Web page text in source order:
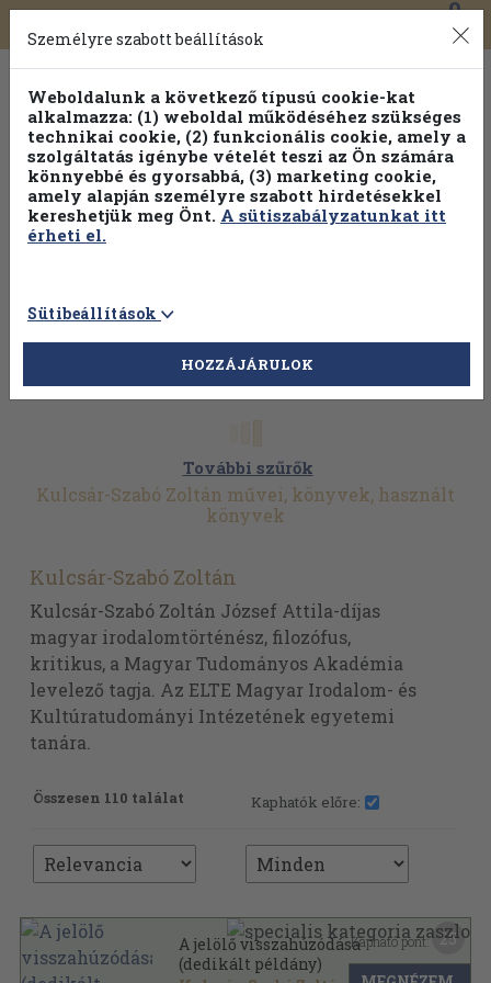
Toggle
navigation
0
További szűrők
Kulcsár-Szabó Zoltán művei, könyvek, használt
könyvek
Kulcsár-Szabó Zoltán
Kulcsár-Szabó Zoltán József Attila-díjas
magyar irodalomtörténész, filozófus,
kritikus, a Magyar Tudományos Akadémia
levelező tagja. Az ELTE Magyar Irodalom- és
Kultúratudományi Intézetének egyetemi
tanára.
Összesen 110 találat Kaphatók előre:
A jelölő visszahúzódása
(dedikált példány)
Kapható pont: 25
Személyre szabott beállítások
Weboldalunk a következő típusú cookie-kat
alkalmazza: (1) weboldal működéséhez szükséges
technikai cookie, (2) funkcionális cookie, amely a
szolgáltatás igénybe vételét teszi az Ön számára
könnyebbé és gyorsabbá, (3) marketing cookie,
amely alapján személyre szabott hirdetésekkel
kereshetjük meg Önt. A sütiszabályzatunkat itt
érheti el.
Sütibeállítások
HOZZÁJÁRULOK